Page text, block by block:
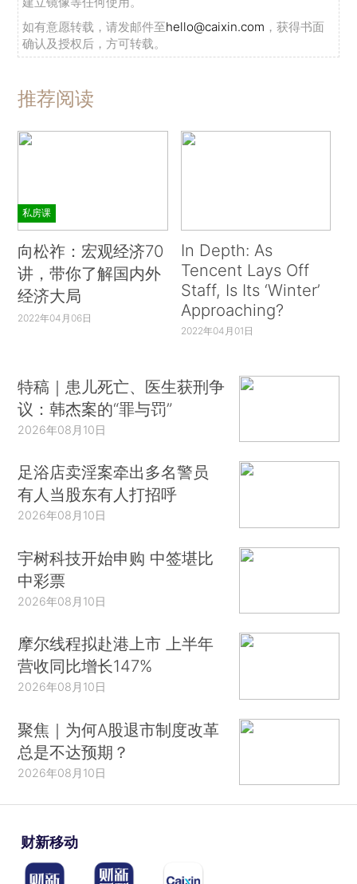
如有意愿转载，请发邮件至hello@caixin.com ，获得书面
确认及授权后，方可转载。
推荐阅读
私房课
向松祚：宏观经济70
讲，带你了解国内外
经济大局
2022年04月06日
In Depth: As
Tencent Lays Off
Staff, Is Its ‘Winter’
Approaching?
2022年04月01日
特稿｜患儿死亡、医生获刑争
议：韩杰案的“罪与罚”
2026年08月10日
足浴店卖淫案牵出多名警员
有人当股东有人打招呼
2026年08月10日
宇树科技开始申购 中签堪比
中彩票
2026年08月10日
摩尔线程拟赴港上市 上半年
营收同比增长147%
2026年08月10日
聚焦｜为何A股退市制度改革
总是不达预期？
2026年08月10日
财新移动